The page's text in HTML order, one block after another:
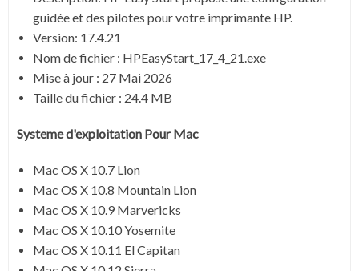
guidée et des pilotes pour votre imprimante HP.
Version: 17.4.21
Nom de fichier : HPEasyStart_17_4_21.exe
Mise à jour : 27 Mai 2026
Taille du fichier : 24.4 MB
Systeme d'exploitation Pour Mac
Mac OS X 10.7 Lion
Mac OS X 10.8 Mountain Lion
Mac OS X 10.9 Marvericks
Mac OS X 10.10 Yosemite
Mac OS X 10.11 El Capitan